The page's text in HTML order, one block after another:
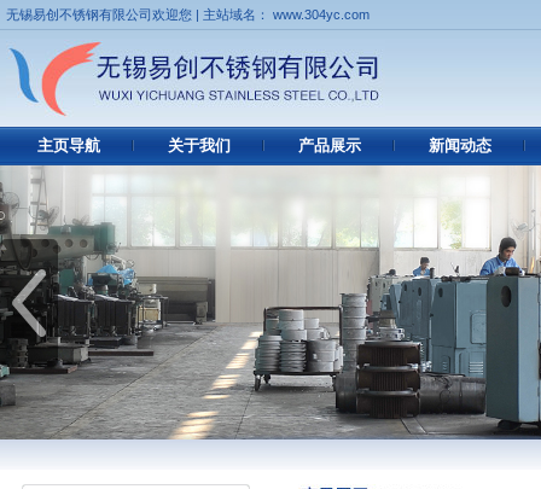
无锡易创不锈钢有限公司欢迎您 | 主站域名： www.304yc.com
主页导航 关于我们 产品展示 新闻动态